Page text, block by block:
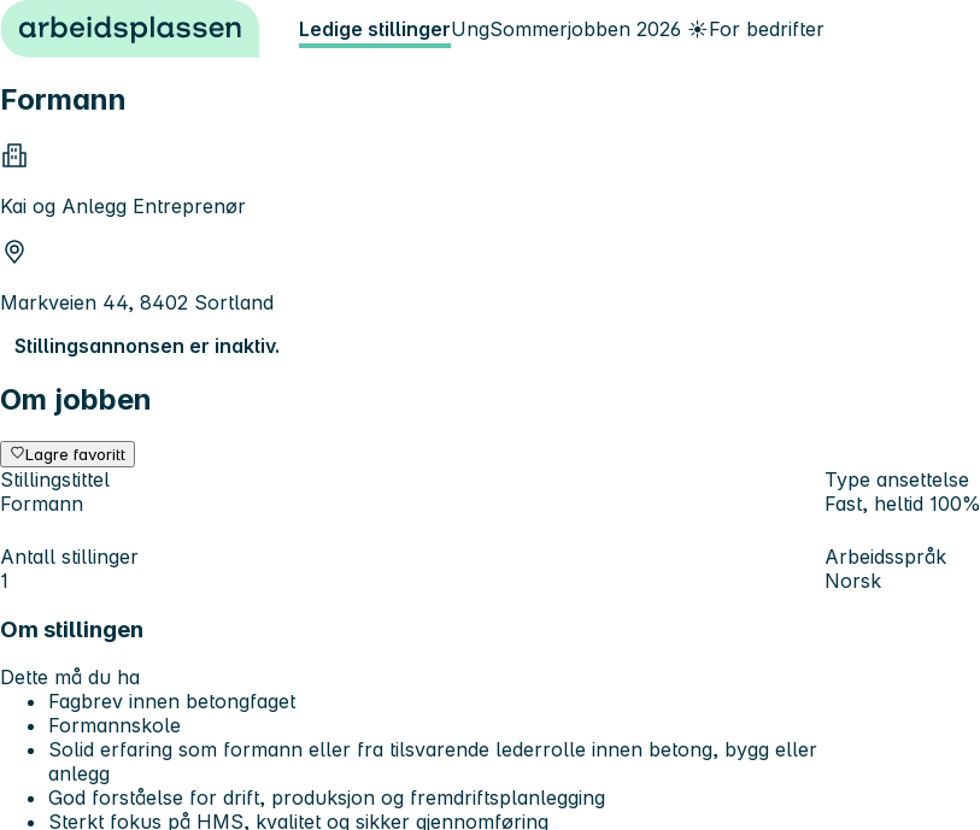
Hopp til innhold Ledige stillingerUngSommerjobben 2026 ☀️For bedrifter
Formann
Kai og Anlegg Entreprenør
Markveien 44, 8402 Sortland
Stillingsannonsen er inaktiv.
Om jobben
Lagre favoritt
Stillingstittel
Formann
Type ansettelse
Fast, heltid 100%
Antall stillinger
1
Arbeidsspråk
Norsk
Om stillingen
Dette må du ha
Fagbrev innen betongfaget
Formannskole
Solid erfaring som formann eller fra tilsvarende lederrolle innen betong, bygg eller
anlegg
God forståelse for drift, produksjon og fremdriftsplanlegging
Sterkt fokus på HMS, kvalitet og sikker gjennomføring